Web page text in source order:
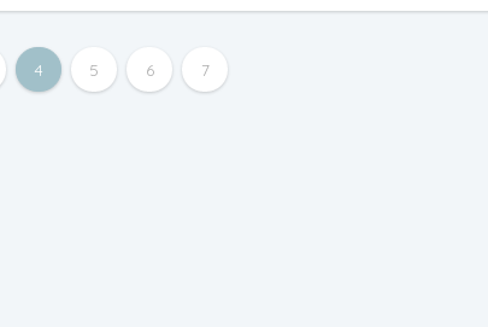
4 5 6 7